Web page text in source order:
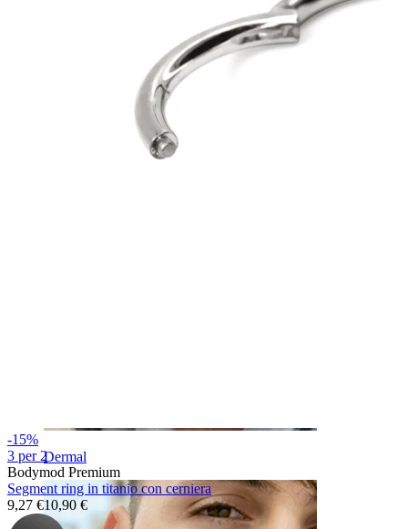
Dermal
-15%
3 per 2
Bodymod Premium
Segment ring in titanio con cerniera
9,27 €10,90 €